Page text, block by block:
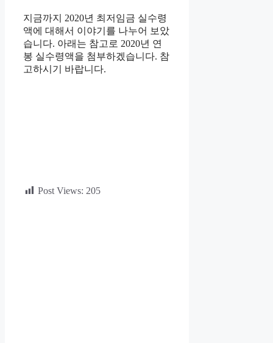
지금까지 2020년 최저임금 실수령
액에 대해서 이야기를 나누어 보았
습니다. 아래는 참고로 2020년 연
봉 실수령액을 첨부하겠습니다. 참
고하시기 바랍니다.
Post Views: 205